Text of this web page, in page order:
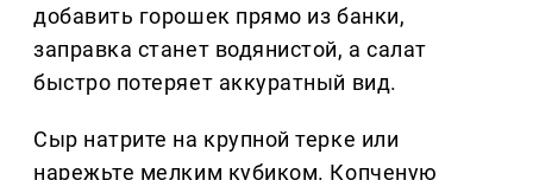
добавить горошек прямо из банки,
заправка станет водянистой, а салат
быстро потеряет аккуратный вид.
Сыр натрите на крупной терке или
нарежьте мелким кубиком. Копченую